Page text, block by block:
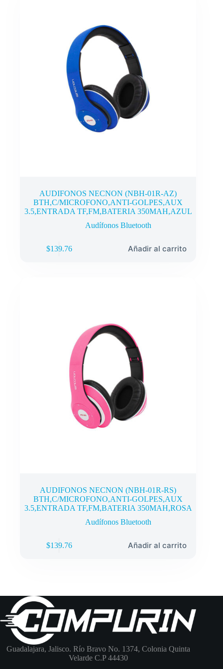
AUDIFONOS NECNON (NBH-01R-AZ)
BTH,C/MICROFONO,ANTI-GOLPES,AUX
3.5,ENTRADA TF,FM,BATERIA 350MAH,AZUL
Audífonos Bluetooth
$139.76 Añadir al carrito
AUDIFONOS NECNON (NBH-01R-RS)
BTH,C/MICROFONO,ANTI-GOLPES,AUX
3.5,ENTRADA TF,FM,BATERIA 350MAH,ROSA
Audífonos Bluetooth
$139.76 Añadir al carrito
Guadalajara, Jalisco. Río Bravo No. 1374, Colonia Quinta
Velarde C.P 44430